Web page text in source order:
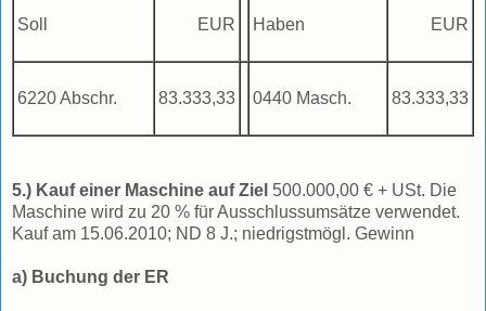
Soll EUR Haben EUR
6220 Abschr. 83.333,33 0440 Masch. 83.333,33
5.) Kauf einer Maschine auf Ziel 500.000,00 € + USt. Die
Maschine wird zu 20 % für Ausschlussumsätze verwendet.
Kauf am 15.06.2010; ND 8 J.; niedrigstmögl. Gewinn
a) Buchung der ER